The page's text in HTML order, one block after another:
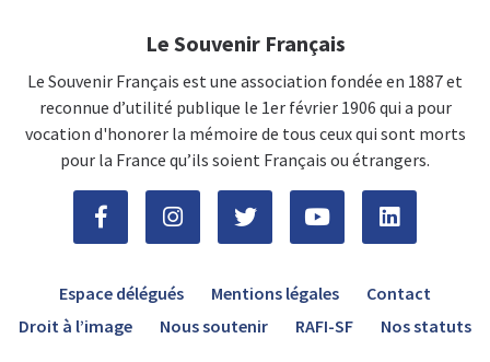
Le Souvenir Français
Le Souvenir Français est une association fondée en 1887 et
reconnue d’utilité publique le 1er février 1906 qui a pour
vocation d'honorer la mémoire de tous ceux qui sont morts
pour la France qu’ils soient Français ou étrangers.
Espace délégués Mentions légales
Contact
Droit à l’image
Nous soutenir RAFI-SF Nos statuts